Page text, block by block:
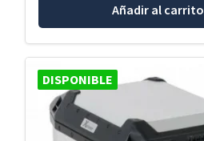
Añadir al carrito
DISPONIBLE